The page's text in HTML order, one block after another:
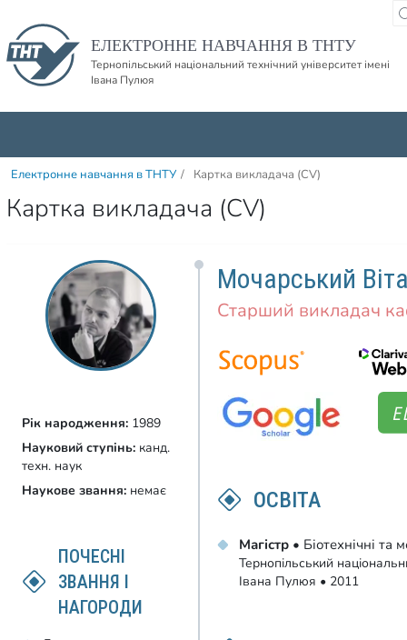
ЕЛЕКТРОННЕ НАВЧАННЯ В ТНТУ
Тернопільський національний технічний університет імені
Івана Пулюя
Електронне навчання в ТНТУ / Картка викладача (CV)
Картка викладача (CV)
Рік народження: 1989
Науковий ступінь: канд.
техн. наук
Наукове звання: немає
ПОЧЕСНІ
ЗВАННЯ І
НАГОРОДИ
Мочарський
Старший викладач
ОСВІТА
Магістр • Біотехнічні та
Тернопільський
Івана Пулюя • 2011